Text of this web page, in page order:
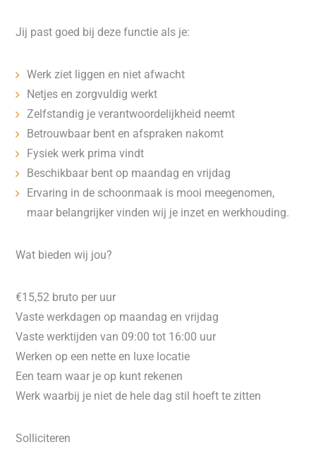
Jij past goed bij deze functie als je:
Werk ziet liggen en niet afwacht
Netjes en zorgvuldig werkt
Zelfstandig je verantwoordelijkheid neemt
Betrouwbaar bent en afspraken nakomt
Fysiek werk prima vindt
Beschikbaar bent op maandag en vrijdag
Ervaring in de schoonmaak is mooi meegenomen,
maar belangrijker vinden wij je inzet en werkhouding.
Wat bieden wij jou?
€15,52 bruto per uur
Vaste werkdagen op maandag en vrijdag
Vaste werktijden van 09:00 tot 16:00 uur
Werken op een nette en luxe locatie
Een team waar je op kunt rekenen
Werk waarbij je niet de hele dag stil hoeft te zitten
Solliciteren